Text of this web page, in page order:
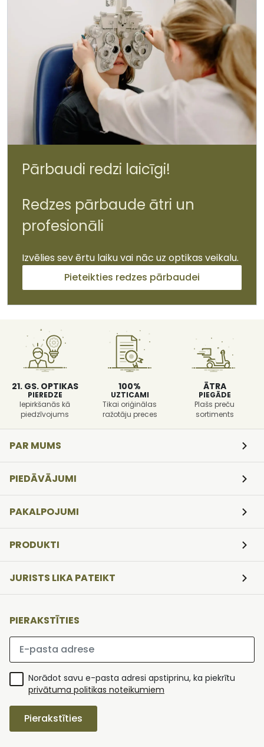
Pārbaudi redzi laicīgi!
Redzes pārbaude ātri un
profesionāli
Izvēlies sev ērtu laiku vai nāc uz optikas veikalu.
Pieteikties redzes pārbaudei
21. GS. OPTIKAS
PIEREDZE
Iepirkšanās kā
piedzīvojums
100%
UZTICAMI
Tikai oriģinālas
ražotāju preces
ĀTRA
PIEGĀDE
Plašs preču
sortiments
PAR MUMS
PIEDĀVĀJUMI
PAKALPOJUMI
PRODUKTI
JURISTS LIKA PATEIKT
PIERAKSTĪTIES
Lūdzu ievadiet e-pasta adresi
Norādot savu e-pasta adresi apstiprinu, ka piekrītu
privātuma politikas noteikumiem
Pierakstīties